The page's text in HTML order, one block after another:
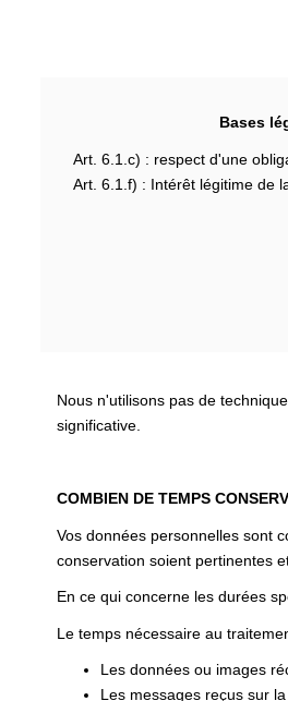
Bases
Art. 6.1.c) : respect d'une
Art. 6.1.f) : Intérêt légitime de
Nous n'utilisons pas de
significative.
COMBIEN DE TEMPS
Vos données personnelles sont
conservation soient pertinentes
En ce qui concerne les durées
Le temps nécessaire au
Les données ou images
Les messages reçus sur